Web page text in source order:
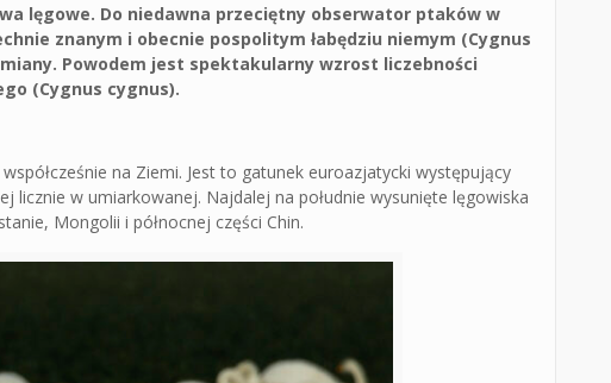
lęgowe. Do niedawna przeciętny obserwator ptaków w
znanym i obecnie pospolitym łabędziu niemym (Cygnus
Powodem jest spektakularny wzrost liczebności
(Cygnus cygnus).
na Ziemi. Jest to gatunek euroazjatycki występujący
licznie w umiarkowanej. Najdalej na południe wysunięte lęgowiska
Mongolii i północnej części Chin.